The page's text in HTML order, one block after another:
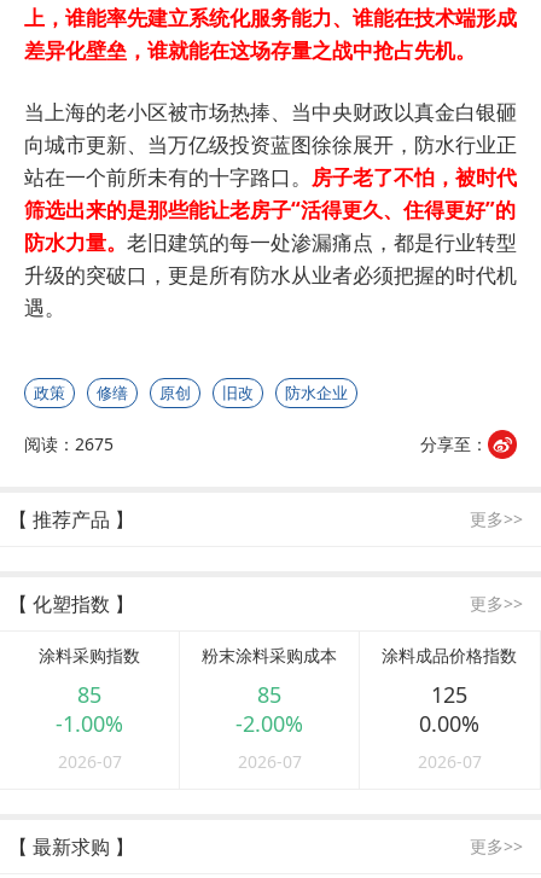
上，谁能率先建立系统化服务能力、谁能在技术端形成
差异化壁垒，谁就能在这场存量之战中抢占先机。
当上海的老小区被市场热捧、当中央财政以真金白银砸
向城市更新、当万亿级投资蓝图徐徐展开，防水行业正
站在一个前所未有的十字路口。 房子老了不怕，被时代
筛选出来的是那些能让老房子“活得更久、住得更好”的
防水力量。 老旧建筑的每一处渗漏痛点，都是行业转型
升级的突破口，更是所有防水从业者必须把握的时代机
遇。
政策 修缮 原创 旧改 防水企业
阅读：2675 分享至：
【 推荐产品 】 更多>>
【 化塑指数 】 更多>>
涂料采购指数
85
-1.00%
2026-07
粉末涂料采购成本
85
-2.00%
2026-07
涂料成品价格指数
125
0.00%
2026-07
【 最新求购 】 更多>>